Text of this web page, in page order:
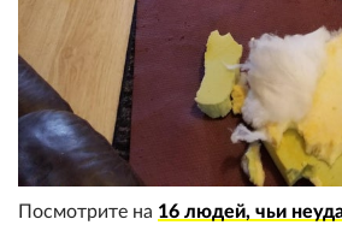
Посмотрите на 16 людей, чьи